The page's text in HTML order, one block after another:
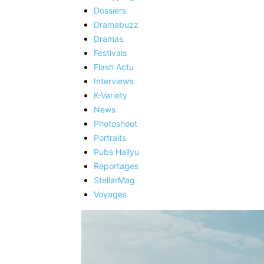
Dossiers
Dramabuzz
Dramas
Festivals
Flash Actu
Interviews
K-Variety
News
Photoshoot
Portraits
Pubs Hallyu
Reportages
StellarMag
Voyages